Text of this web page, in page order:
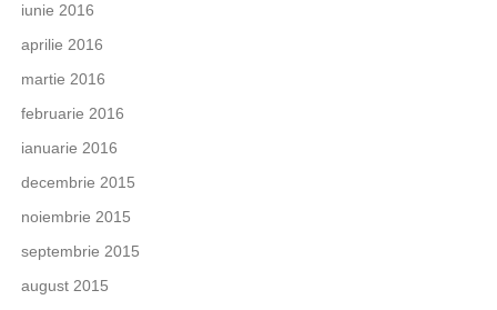
iunie 2016
aprilie 2016
martie 2016
februarie 2016
ianuarie 2016
decembrie 2015
noiembrie 2015
septembrie 2015
august 2015